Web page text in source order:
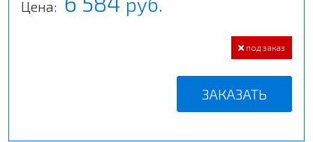
Цена:
под заказ
ЗАКАЗАТЬ